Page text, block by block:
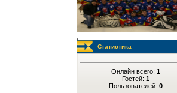
Статистика
Онлайн всего: 1
Гостей: 1
Пользователей: 0